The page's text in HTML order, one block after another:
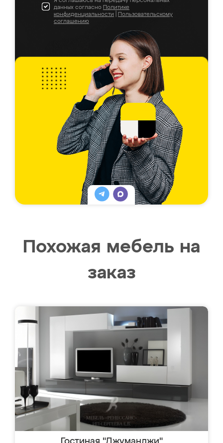
данных согласно Политике
конфиденциальности
Пользовательскому
соглашению
Похожая мебель на
заказ